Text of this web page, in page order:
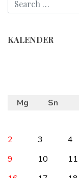
KALENDER
Mg Sn
2
3 4
9
10 11